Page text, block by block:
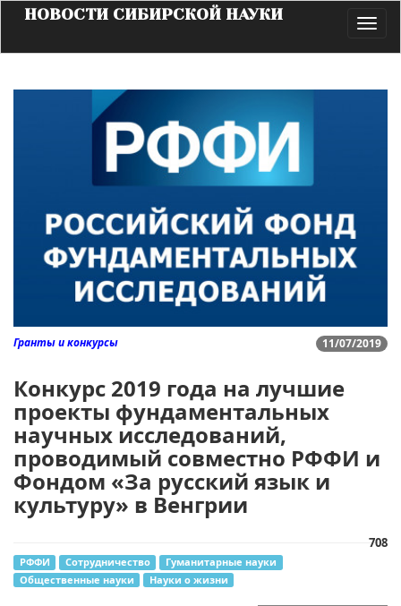
НОВОСТИ СИБИРСКОЙ НАУКИ
11/07/2019
Гранты и конкурсы
Конкурс 2019 года на лучшие
проекты фундаментальных
научных исследований,
проводимый совместно РФФИ и
Фондом «За русский язык и
культуру» в Венгрии
708
РФФИ Сотрудничество
Гуманитарные науки
Общественные науки
Науки о жизни